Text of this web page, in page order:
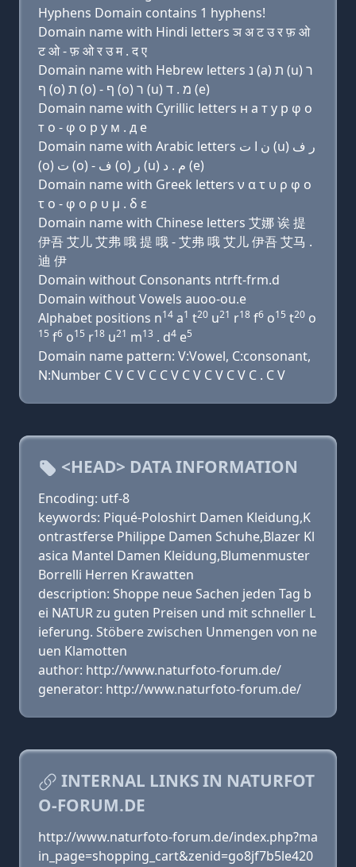
Hyphens Domain contains 1 hyphens!
Domain name with Hindi letters ञ अ ट उ र फ़ ओ
ट ओ - फ़ ओ र उ म . द ए
Domain name with Hebrew letters נ (a) ת (u) ר
ף (ο) ת (ο) - ף (ο) ר (u) מ . ד (e)
Domain name with Cyrillic letters н a т у р φ о
т о - φ о р у м . д e
Domain name with Arabic letters ﻥ ﺍ ﺕ (u) ﺭ ﻑ
(o) ﺕ (o) - ﻑ (o) ﺭ (u) ﻡ . ﺩ (e)
Domain name with Greek letters ν α τ υ ρ φ ο
τ ο - φ ο ρ υ μ . δ ε
Domain name with Chinese letters 艾娜 诶 提
伊吾 艾儿 艾弗 哦 提 哦 - 艾弗 哦 艾儿 伊吾 艾马 .
迪 伊
Domain without Consonants ntrft-frm.d
Domain without Vowels auoo-ou.e
Alphabet positions n14 a1 t20 u21 r18 f6 o15 t20 o
15 f6 o15 r18 u21 m13 . d4 e5
Domain name pattern: V:Vowel, C:consonant,
N:Number C V C V C C V C V C V C V C . C V
<HEAD> DATA INFORMATION
Encoding: utf-8
keywords: Piqué-Poloshirt Damen Kleidung,K
ontrastferse Philippe Damen Schuhe,Blazer Kl
asica Mantel Damen Kleidung,Blumenmuster
Borrelli Herren Krawatten
description: Shoppe neue Sachen jeden Tag b
ei NATUR zu guten Preisen und mit schneller L
ieferung. Stöbere zwischen Unmengen von ne
uen Klamotten
author: http://www.naturfoto-forum.de/
generator: http://www.naturfoto-forum.de/
INTERNAL LINKS IN NATURFOT
O-FORUM.DE
http://www.naturfoto-forum.de/index.php?ma
in_page=shopping_cart&zenid=go8jf7b5le420